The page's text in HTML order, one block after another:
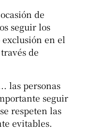
de
seguir los
en el
de
las personas
seguir
respeten las
evitables.